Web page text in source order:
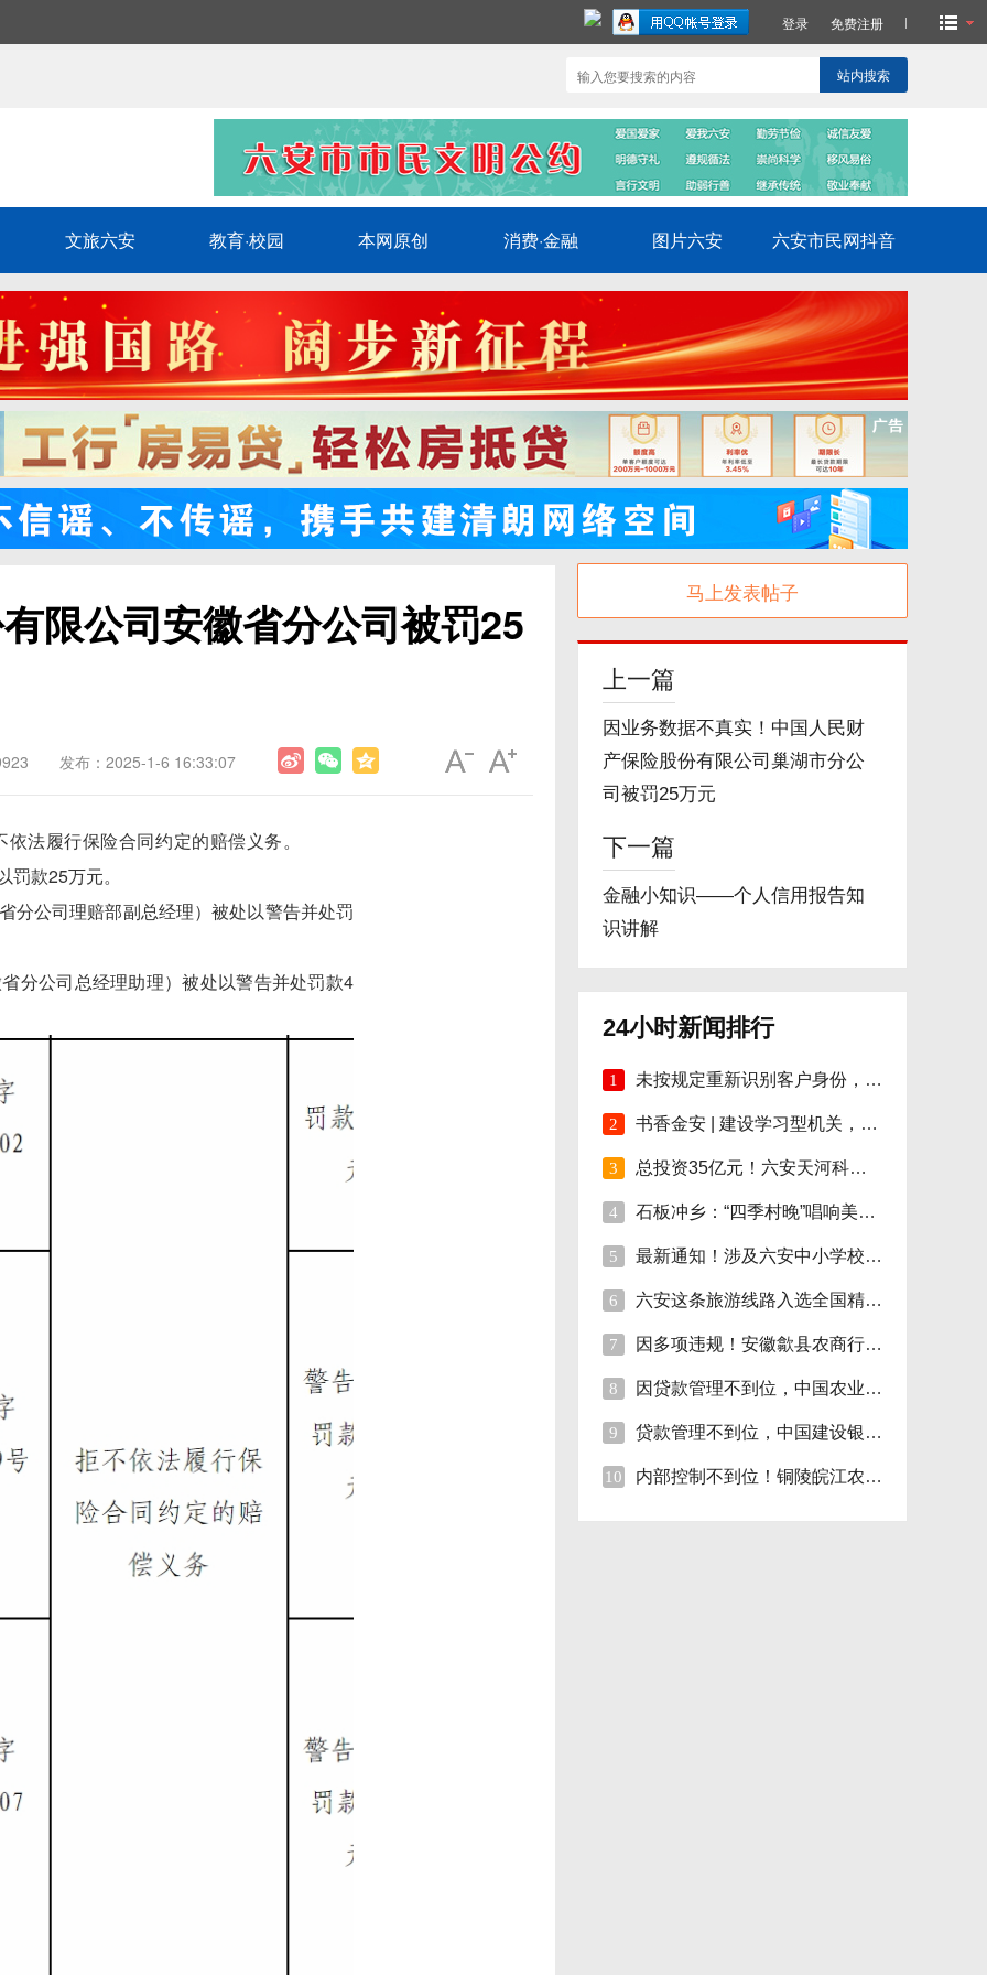
登录 免费注册
站内搜索
文旅六安 教育·校园 本网原创 消费·金融 图片六安 六安市民网抖音
限公司安徽省分公司被罚25
发布：2025-1-6 16:33:07
依法履行保险合同约定的赔偿义务。
款25万元。
分公司理赔部副总经理）被处以警告并处罚
分公司总经理助理）被处以警告并处罚款4
马上发表帖子
上一篇
因业务数据不真实！中国人民财
产保险股份有限公司巢湖市分公
司被罚25万元
下一篇
金融小知识——个人信用报告知
识讲解
24小时新闻排行
1 未按规定重新识别客户身份，安徽明光农商行
2 书香金安 | 建设学习型机关，孙岗这样做！
3 总投资35亿元！六安天河科技学院项目开工！
4 石板冲乡：“四季村晚”唱响美好新生活
5 最新通知！涉及六安中小学校伙食费
6 六安这条旅游线路入选全国精品!
7 因多项违规！安徽歙县农商行合计被罚110万
8 因贷款管理不到位，中国农业银行砀山支行被
9 贷款管理不到位，中国建设银行股份砀山支行
10 内部控制不到位！铜陵皖江农村商行被罚35万